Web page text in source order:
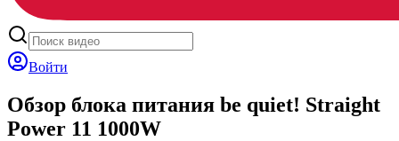
Войти
Обзор блока питания be quiet! Straight
Power 11 1000W